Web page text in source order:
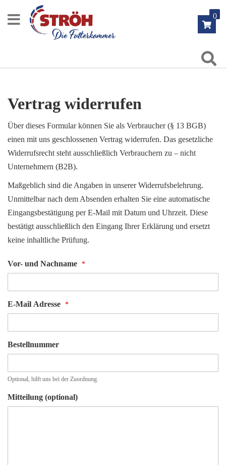
Inhalt
0
Vertrag widerrufen
Über dieses Formular können Sie als Verbraucher (§ 13 BGB)
einen mit uns geschlossenen Vertrag widerrufen. Das gesetzliche
Widerrufsrecht steht ausschließlich Verbrauchern zu – nicht
Unternehmern (B2B).
Maßgeblich sind die Angaben in unserer Widerrufsbelehrung.
Unmittelbar nach dem Absenden erhalten Sie eine automatische
Eingangsbestätigung per E-Mail mit Datum und Uhrzeit. Diese
bestätigt ausschließlich den Eingang Ihrer Erklärung und ersetzt
keine inhaltliche Prüfung.
Vor- und Nachname
E-Mail Adresse
Bestellnummer
Optional, hilft uns bei der Zuordnung.
Mitteilung (optional)